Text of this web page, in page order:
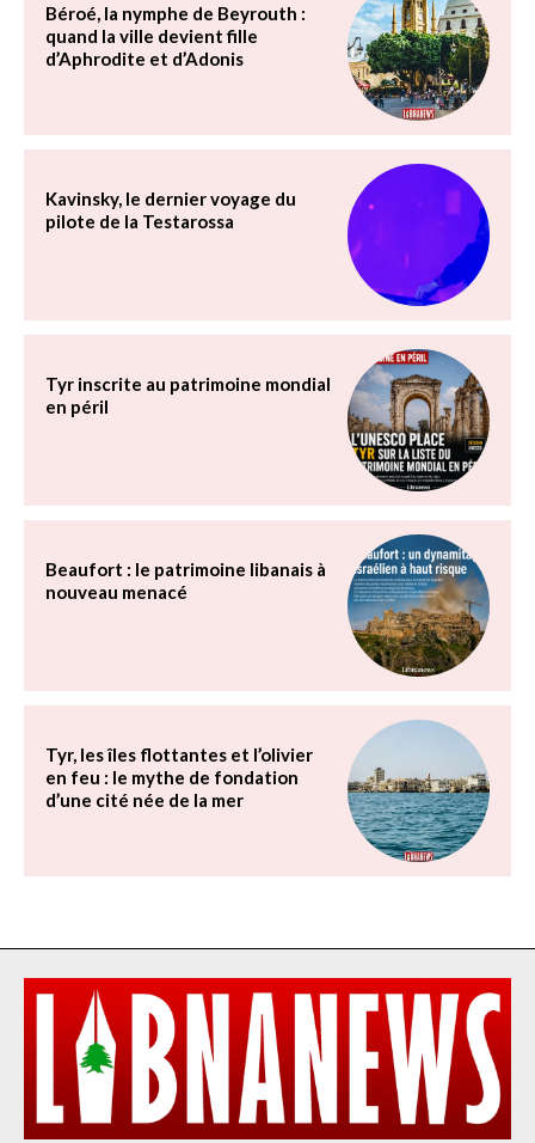
Béroé, la nymphe de Beyrouth :
quand la ville devient fille
d’Aphrodite et d’Adonis
Kavinsky, le dernier voyage du
pilote de la Testarossa
Tyr inscrite au patrimoine mondial
en péril
Beaufort : le patrimoine libanais à
nouveau menacé
Tyr, les îles flottantes et l’olivier
en feu : le mythe de fondation
d’une cité née de la mer